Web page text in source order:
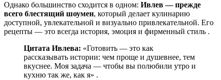
Однако большинство сходится в одном: Ивлев — прежде
всего блестящий шоумен, который делает кулинарию
доступной, увлекательной и визуально привлекательной. Его
рецепты — это всегда история, эмоция и фирменный стиль .
Цитата Ивлева: «Готовить — это как
рассказывать истории: чем проще и душевнее, тем
вкуснее. Моя задача — чтобы вы полюбили утро и
кухню так же, как я» .